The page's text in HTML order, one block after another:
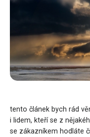
tento článek bych rád
i lidem, kteří se z
se zákazníkem hodláte